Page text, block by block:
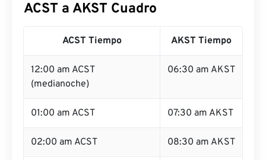
ACST a AKST Cuadro
ACST Tiempo AKST Tiempo
12:00 am ACST
(medianoche)
06:30 am AKST
01:00 am ACST 07:30 am AKST
02:00 am ACST 08:30 am AKST